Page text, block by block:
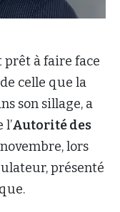
à faire face
celle que la
son sillage, a
l’Autorité des
lors
présenté